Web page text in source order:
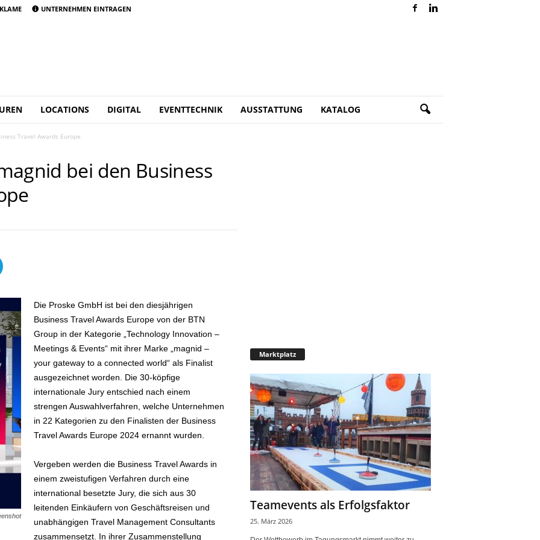
UNTERNEHMEN EINTRAGEN
LOCATIONS DIGITAL EVENTTECHNIK AUSSTATTUNG KATALOG
Travel Awards Europe
bei den Business
Die Proske GmbH ist bei den diesjährigen
Business Travel Awards Europe von der BTN
Group in der Kategorie „Technology Innovation –
Meetings & Events“ mit ihrer Marke „magnid –
your gateway to a connected world“ als Finalist
ausgezeichnet worden. Die 30-köpfige
internationale Jury entschied nach einem
strengen Auswahlverfahren, welche Unternehmen
in 22 Kategorien zu den Finalisten der Business
Travel Awards Europe 2024 ernannt wurden.
Vergeben werden die Business Travel Awards in
einem zweistufigen Verfahren durch eine
international besetzte Jury, die sich aus 30
leitenden Einkäufern von Geschäftsreisen und
unabhängigen Travel Management Consultants
zusammensetzt. In ihrer Zusammenstellung
Marktplatz
Teamevents als Erfolgsfaktor
25. März 2026